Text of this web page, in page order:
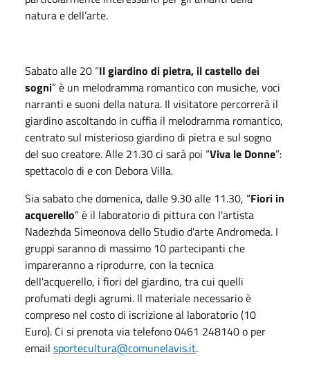
natura e dell’arte.
Sabato alle 20 “Il giardino di pietra, il castello dei
sogni” è un melodramma romantico con musiche, voci
narranti e suoni della natura. Il visitatore percorrerà il
giardino ascoltando in cuffia il melodramma romantico,
centrato sul misterioso giardino di pietra e sul sogno
del suo creatore. Alle 21.30 ci sarà poi “Viva le Donne”:
spettacolo di e con Debora Villa.
Sia sabato che domenica, dalle 9.30 alle 11.30, “Fiori in
acquerello” è il laboratorio di pittura con l'artista
Nadezhda Simeonova dello Studio d'arte Andromeda. I
gruppi saranno di massimo 10 partecipanti che
impareranno a riprodurre, con la tecnica
dell'acquerello, i fiori del giardino, tra cui quelli
profumati degli agrumi. Il materiale necessario è
compreso nel costo di iscrizione al laboratorio (10
Euro). Ci si prenota via telefono 0461 248140 o per
email sportecultura@comunelavis.it.